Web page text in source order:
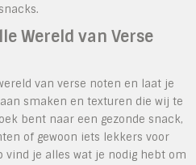
Wereld van Verse
van verse noten en laat je
smaken en texturen die wij te
bent naar een gezonde snack,
of gewoon iets lekkers voor
vind je alles wat je nodig hebt om